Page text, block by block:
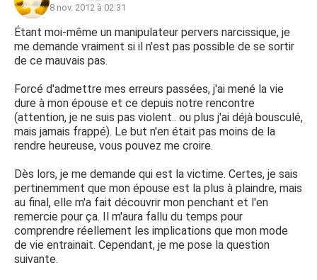
8 nov. 2012 à 02:31
Étant moi-même un manipulateur pervers narcissique, je
me demande vraiment si il n'est pas possible de se sortir
de ce mauvais pas.
Forcé d'admettre mes erreurs passées, j'ai mené la vie
dure à mon épouse et ce depuis notre rencontre
(attention, je ne suis pas violent.. ou plus j'ai déjà bousculé,
mais jamais frappé). Le but n'en était pas moins de la
rendre heureuse, vous pouvez me croire.
Dès lors, je me demande qui est la victime. Certes, je sais
pertinemment que mon épouse est la plus à plaindre, mais
au final, elle m'a fait découvrir mon penchant et l'en
remercie pour ça. Il m'aura fallu du temps pour
comprendre réellement les implications que mon mode
de vie entrainait. Cependant, je me pose la question
suivante.